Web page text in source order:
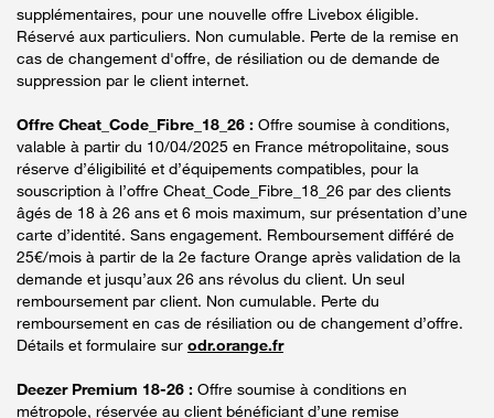
supplémentaires, pour une nouvelle offre Livebox éligible.
Réservé aux particuliers. Non cumulable. Perte de la remise en
cas de changement d'offre, de résiliation ou de demande de
suppression par le client internet.
Offre Cheat_Code_Fibre_18_26 : Offre soumise à conditions,
valable à partir du 10/04/2025 en France métropolitaine, sous
réserve d’éligibilité et d’équipements compatibles, pour la
souscription à l’offre Cheat_Code_Fibre_18_26 par des clients
âgés de 18 à 26 ans et 6 mois maximum, sur présentation d’une
carte d’identité. Sans engagement. Remboursement différé de
25€/mois à partir de la 2e facture Orange après validation de la
demande et jusqu’aux 26 ans révolus du client. Un seul
remboursement par client. Non cumulable. Perte du
remboursement en cas de résiliation ou de changement d’offre.
Détails et formulaire sur odr.orange.fr
Deezer Premium 18-26 : Offre soumise à conditions en
métropole, réservée au client bénéficiant d’une remise